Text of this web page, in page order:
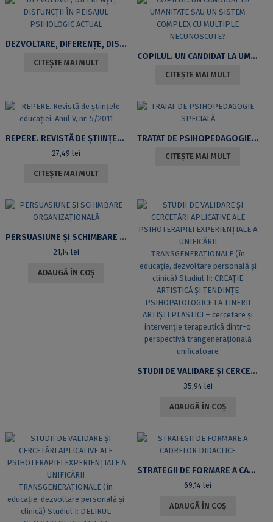
DEZVOLTARE, DIFERENȚE, DISFUNCȚII ÎN PEISAJUL PSIHOLOGIC ACTUAL
CITEȘTE MAI MULT
COPILUL. UN CANDIDAT LA UMANITATE SAU UN SISTEM COMPLEX CU MULTIPLE NECUNOSCUTE?
CITEȘTE MAI MULT
REPERE. REVISTĂ DE ȘTIINȚELE EDUCAȚIEI. ANUL V, NR. 5/2011
27,49 lei
CITEȘTE MAI MULT
TRATAT DE PSIHOPEDAGOGIE SPECIALĂ
CITEȘTE MAI MULT
PERSUASIUNE ȘI SCHIMBARE ORGANIZAȚIONALĂ
21,14 lei
ADAUGĂ ÎN COȘ
STUDII DE VALIDARE ȘI CERCETĂRI APLICATIVE ALE PSIHOTERAPIEI EXPERIENȚIALE A UNIFICĂRII TRANSGENERAȚIONALE (ÎN EDUCAȚIE, DEZVOLTARE PERSONALĂ ȘI CLINICĂ) STUDIUL II: CREAȚIE ARTISTICĂ ȘI TENDINȚE PSIHOPATOLOGICE LA TINERII ARTIȘTI PLASTICI – CERCETARE ȘI INTERVENȚIE TERAPEUTICĂ DINTR-O PERSPECTIVĂ TRANGENERAȚIONALĂ UNIFICATOARE
35,94 lei
ADAUGĂ ÎN COȘ
STRATEGII DE FORMARE A CADRELOR DIDACTICE
69,14lei
ADAUGĂ ÎN COȘ